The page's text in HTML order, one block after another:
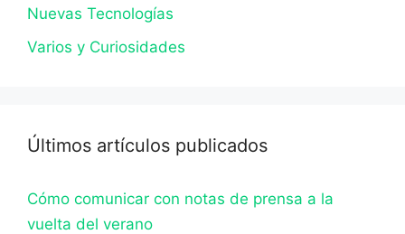
Nuevas Tecnologías
Varios y Curiosidades
Últimos artículos publicados
Cómo comunicar con notas de prensa a la
vuelta del verano